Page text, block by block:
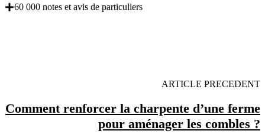
60 000 notes et avis de particuliers
ARTICLE PRECEDENT
Comment renforcer la charpente d’une ferme
pour aménager les combles ?